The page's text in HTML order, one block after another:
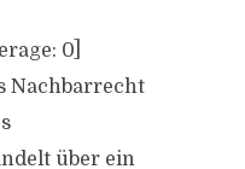
0]
Nachbarrecht
über ein